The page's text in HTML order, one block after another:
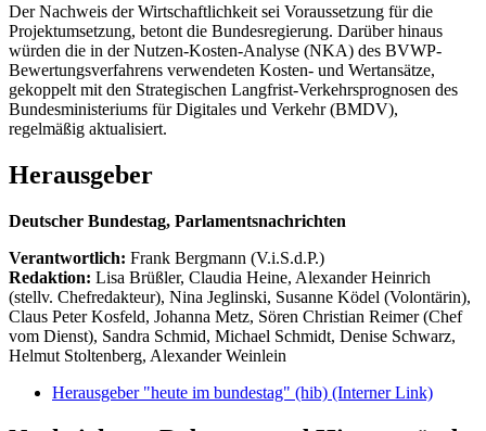
Der Nachweis der Wirtschaftlichkeit sei Voraussetzung für die
Projektumsetzung, betont die Bundesregierung. Darüber hinaus
würden die in der Nutzen-Kosten-Analyse (NKA) des BVWP-
Bewertungsverfahrens verwendeten Kosten- und Wertansätze,
gekoppelt mit den Strategischen Langfrist-Verkehrsprognosen des
Bundesministeriums für Digitales und Verkehr (BMDV),
regelmäßig aktualisiert.
Herausgeber
Deutscher Bundestag, Parlamentsnachrichten
Verantwortlich: Frank Bergmann (V.i.S.d.P.)
Redaktion: Lisa Brüßler, Claudia Heine, Alexander Heinrich
(stellv. Chefredakteur), Nina Jeglinski, Susanne Ködel (Volontärin),
Claus Peter Kosfeld, Johanna Metz, Sören Christian Reimer (Chef
vom Dienst), Sandra Schmid, Michael Schmidt, Denise Schwarz,
Helmut Stoltenberg, Alexander Weinlein
Herausgeber "heute im bundestag" (hib) (Interner Link)